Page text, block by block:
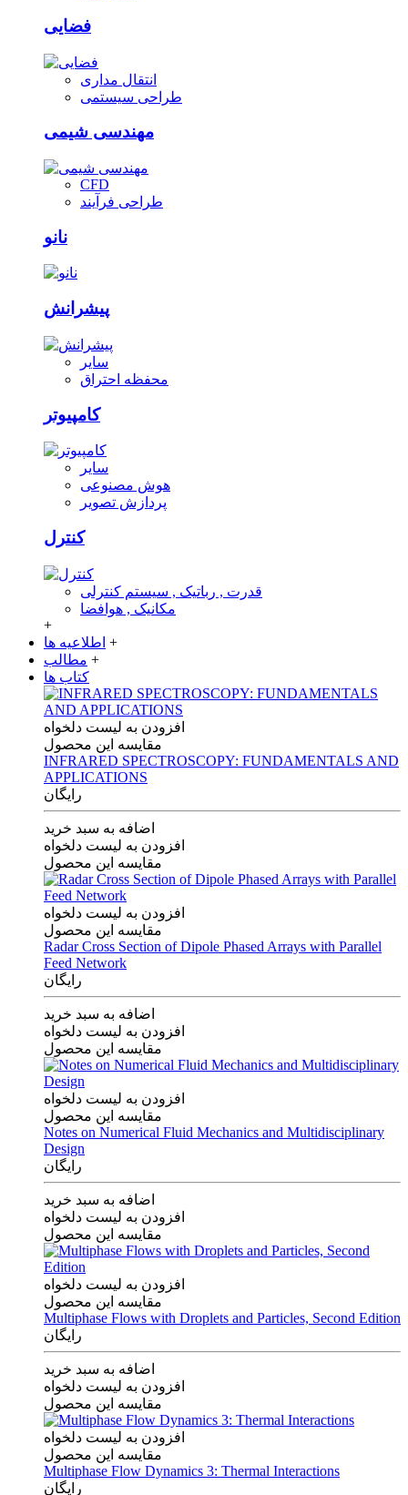
فضایی
انتقال مداری
طراحی سیستمی
مهندسی شیمی
CFD
طراحی فرآیند
نانو
پیشرانش
سایر
محفظه احتراق
کامپیوتر
سایر
هوش مصنوعی
پردازش تصویر
کنترل
قدرت , رباتیک , سیستم کنترلی
مکانیک , هوافضا
+
اطلاعیه ها +
مطالب +
کتاب ها
افزودن به لیست دلخواه
مقایسه این محصول
INFRARED SPECTROSCOPY: FUNDAMENTALS AND
APPLICATIONS
رایگان
اضافه به سبد خرید
افزودن به لیست دلخواه
مقایسه این محصول
افزودن به لیست دلخواه
مقایسه این محصول
Radar Cross Section of Dipole Phased Arrays with Parallel
Feed Network
رایگان
اضافه به سبد خرید
افزودن به لیست دلخواه
مقایسه این محصول
افزودن به لیست دلخواه
مقایسه این محصول
Notes on Numerical Fluid Mechanics and Multidisciplinary
Design
رایگان
اضافه به سبد خرید
افزودن به لیست دلخواه
مقایسه این محصول
افزودن به لیست دلخواه
مقایسه این محصول
Multiphase Flows with Droplets and Particles, Second Edition
رایگان
اضافه به سبد خرید
افزودن به لیست دلخواه
مقایسه این محصول
افزودن به لیست دلخواه
مقایسه این محصول
Multiphase Flow Dynamics 3: Thermal Interactions
رایگان